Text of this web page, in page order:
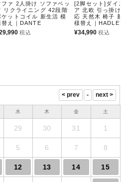
ファ 2人掛け ソファベッ
リクライニング 42段階
ケットコイル 新生活 模
替え｜DANTE
税込
[2脚セット]ダイニ
ア 北欧 引っ掛け
応 天然木 椅子 新
様替え｜HADLEY
¥34,990 税込
水 木 金 土
29 30 31 1
5 6 7 8
12 13 14 15